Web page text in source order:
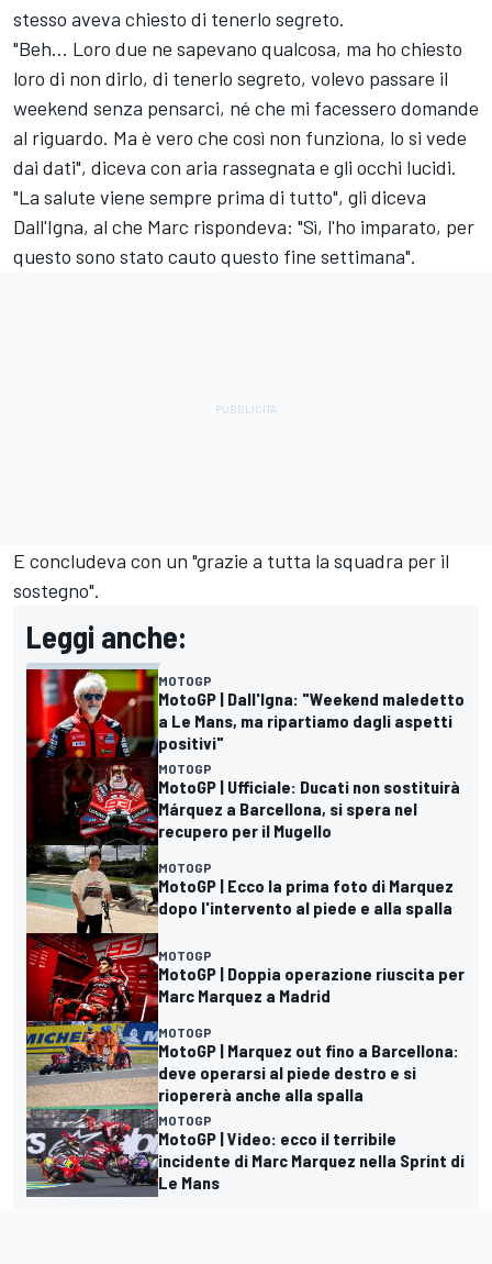
stesso aveva chiesto di tenerlo segreto.
"Beh... Loro due ne sapevano qualcosa, ma ho chiesto
loro di non dirlo, di tenerlo segreto, volevo passare il
weekend senza pensarci, né che mi facessero domande
al riguardo. Ma è vero che così non funziona, lo si vede
dai dati", diceva con aria rassegnata e gli occhi lucidi.
"La salute viene sempre prima di tutto", gli diceva
Dall'Igna, al che Marc rispondeva: "Sì, l'ho imparato, per
questo sono stato cauto questo fine settimana".
E concludeva con un "grazie a tutta la squadra per il
sostegno".
Leggi anche:
MOTOGP
MotoGP | Dall'Igna: "Weekend maledetto
a Le Mans, ma ripartiamo dagli aspetti
positivi"
MOTOGP
MotoGP | Ufficiale: Ducati non sostituirà
Márquez a Barcellona, si spera nel
recupero per il Mugello
MOTOGP
MotoGP | Ecco la prima foto di Marquez
dopo l'intervento al piede e alla spalla
MOTOGP
MotoGP | Doppia operazione riuscita per
Marc Marquez a Madrid
MOTOGP
MotoGP | Marquez out fino a Barcellona:
deve operarsi al piede destro e si
riopererà anche alla spalla
MOTOGP
MotoGP | Video: ecco il terribile
incidente di Marc Marquez nella Sprint di
Le Mans